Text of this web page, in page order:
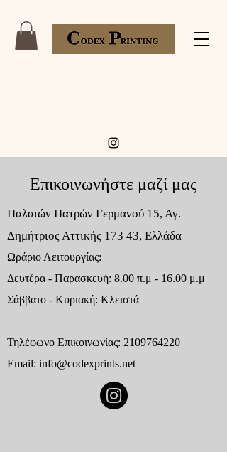
Επικοινωνήστε μαζί μας
Παλαιών Πατρών Γερμανού 15, Αγ.
Δημήτριος Αττικής 173 43, Ελλάδα
Ωράριο Λειτουργίας:
Δευτέρα - Παρασκευή: 8.00 π.μ - 16.00 μ.μ
Σάββατο - Κυριακή: Κλειστά
Τηλέφωνο Επικοινωνίας: 2109764220
Email: info@codexprints.net